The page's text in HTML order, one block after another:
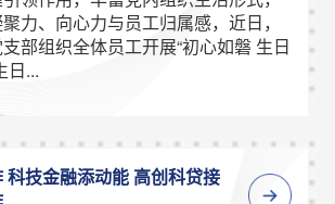
力、向心力与员工归属感，近日，
部组织全体员工开展“初心如磐 生日
日...
科技金融添动能 高创科贷接